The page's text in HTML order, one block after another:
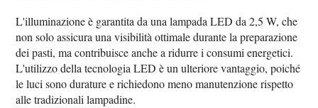
L'illuminazione è garantita da una lampada LED da 2,5 W, che
non solo assicura una visibilità ottimale durante la preparazione
dei pasti, ma contribuisce anche a ridurre i consumi energetici.
L'utilizzo della tecnologia LED è un ulteriore vantaggio, poiché
le luci sono durature e richiedono meno manutenzione rispetto
alle tradizionali lampadine.